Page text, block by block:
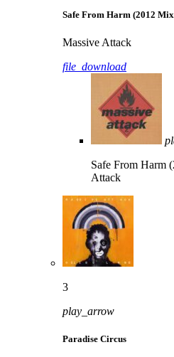
Safe From Harm (2012
Massive Attack
file_download
Safe From Harm
Attack
3
play_arrow
Paradise Circus